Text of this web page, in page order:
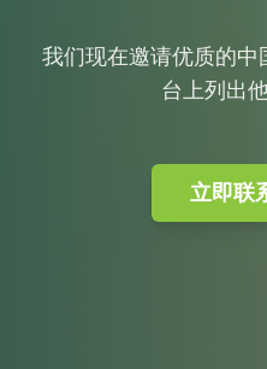
我们现在邀请优质的
台上列出
立即联